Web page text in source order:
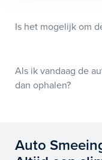
Is het mogelijk om
Als ik vandaag de
dan ophalen?
Auto